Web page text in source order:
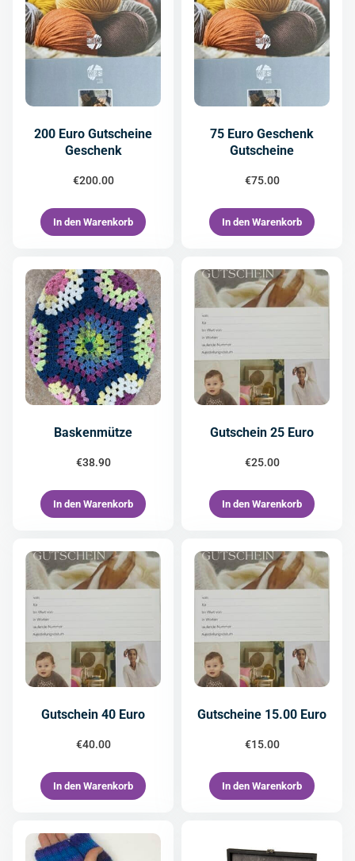
200 Euro Gutscheine
Geschenk
€200.00
In den Warenkorb
75 Euro Geschenk
Gutscheine
€75.00
In den Warenkorb
Baskenmütze
€38.90
In den Warenkorb
Gutschein 25 Euro
€25.00
In den Warenkorb
Gutschein 40 Euro
€40.00
In den Warenkorb
Gutscheine 15.00 Euro
€15.00
In den Warenkorb